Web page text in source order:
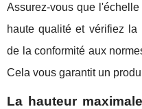
Assurez-vous que
haute qualité et vérifiez la
de la conformité aux
Cela vous garantit un
La hauteur